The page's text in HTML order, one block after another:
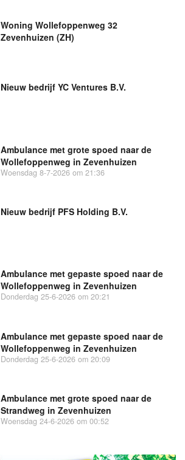
Woning Wollefoppenweg 32
Zevenhuizen (ZH)
Nieuw bedrijf YC Ventures B.V.
Ambulance met grote spoed naar de
Wollefoppenweg in Zevenhuizen
Woensdag 8-7-2026 om 21:36
Nieuw bedrijf PFS Holding B.V.
Ambulance met gepaste spoed naar de
Wollefoppenweg in Zevenhuizen
Donderdag 25-6-2026 om 20:21
Ambulance met gepaste spoed naar de
Wollefoppenweg in Zevenhuizen
Donderdag 25-6-2026 om 20:09
Ambulance met grote spoed naar de
Strandweg in Zevenhuizen
Woensdag 24-6-2026 om 00:52